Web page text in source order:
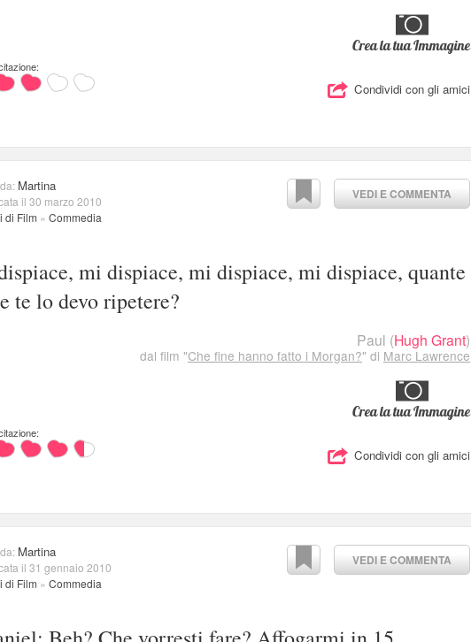
Crea la tua Immagine
Condividi con gli amici
VEDI E COMMENTA
Martina
il 30 marzo 2010
di Film » Commedia
mi dispiace, mi dispiace, mi dispiace, quante
te lo devo ripetere?
Paul (Hugh Grant)
dal film "Che fine hanno fatto i Morgan?" di Marc Lawrence
Crea la tua Immagine
Condividi con gli amici
VEDI E COMMENTA
Martina
il 31 gennaio 2010
di Film » Commedia